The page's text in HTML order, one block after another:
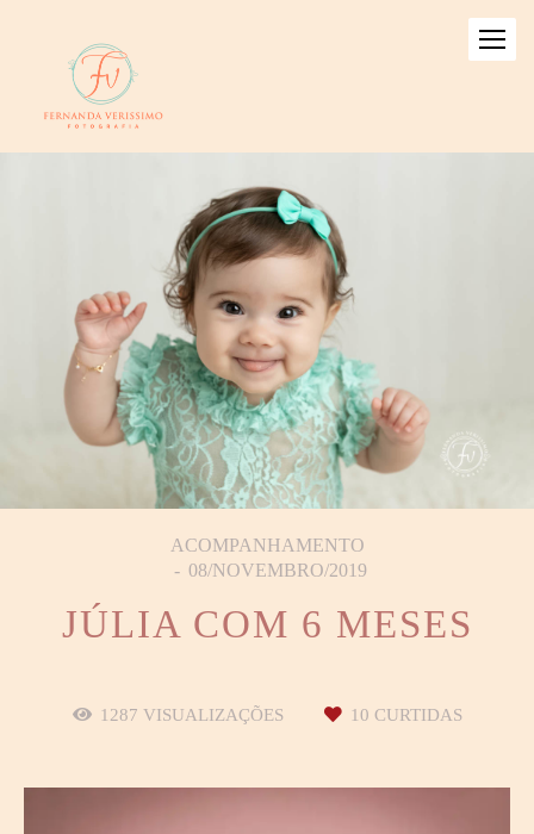
ACOMPANHAMENTO
08/NOVEMBRO/2019
JÚLIA COM 6 MESES
1287 VISUALIZAÇÕES 10 CURTIDAS